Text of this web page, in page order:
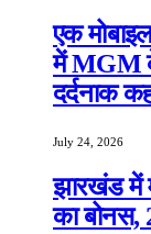
एक
में MGM
दर्दनाक
July 24, 2026
झारखंड में
का बोनस,